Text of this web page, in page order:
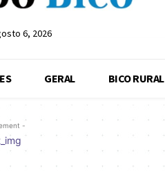
6, 2026
GERAL BICO RURAL
-